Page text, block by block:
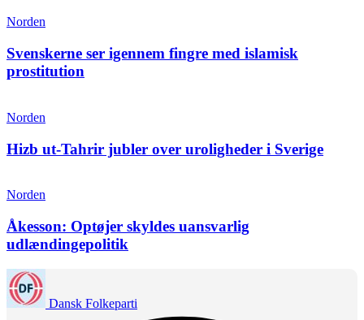
Norden
Svenskerne ser igennem fingre med islamisk
prostitution
Norden
Hizb ut-Tahrir jubler over uroligheder i Sverige
Norden
Åkesson: Optøjer skyldes uansvarlig
udlændingepolitik
Dansk Folkeparti